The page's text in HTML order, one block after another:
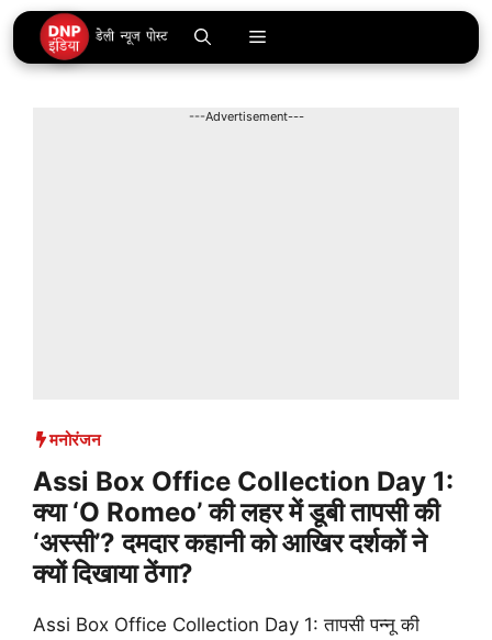
Skip
to
content
Menu
---Advertisement---
मनोरंजन
Assi Box Office Collection Day 1:
क्या ‘O Romeo’ की लहर में डूबी तापसी की
‘अस्सी’? दमदार कहानी को आखिर दर्शकों ने
क्यों दिखाया ठेंगा?
Assi Box Office Collection Day 1: तापसी पन्नू की